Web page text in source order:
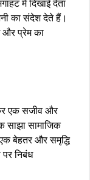
में दिखाई देता
का संदेश देते हैं।
और प्रेम का
एक सजीव और
साझा सामाजिक
बेहतर और समृद्धि
पर निबंध